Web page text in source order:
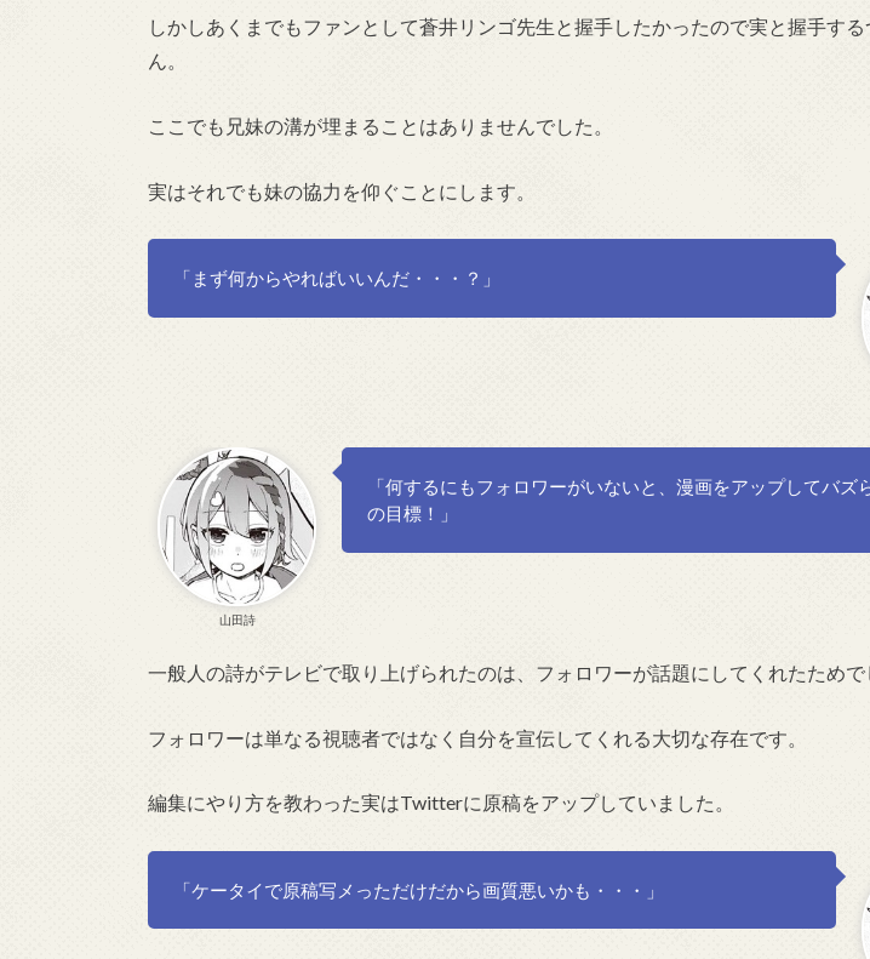
しかしあくまでもファンとして蒼井リンゴ先生と握手したかったので実と握手す
ん。
ここでも兄妹の溝が埋まることはありませんでした。
実はそれでも妹の協力を仰ぐことにします。
「まず何からやればいいんだ・・・？」
山田詩
「何するにもフォロワーがいないと、漫画をアップしてバズ
の目標！」
一般人の詩がテレビで取り上げられたのは、フォロワーが話題にしてくれたためで
フォロワーは単なる視聴者ではなく自分を宣伝してくれる大切な存在です。
編集にやり方を教わった実はTwitterに原稿をアップしていました。
「ケータイで原稿写メっただけだから画質悪いかも・・・」